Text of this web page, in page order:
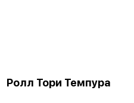
Ролл Тори Темпура